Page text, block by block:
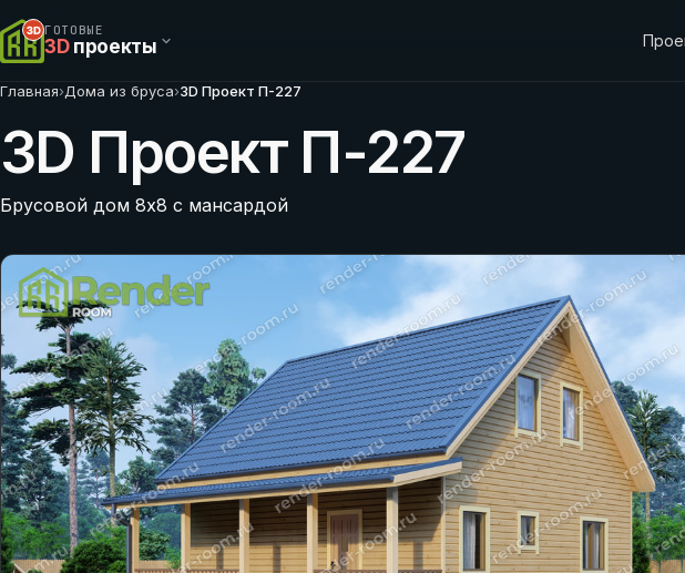
ГОТОВЫЕ
3Dпроекты
Главная›Дома из бруса›3D Проект П-227
3D Проект П-227
Брусовой дом 8х8 с мансардой